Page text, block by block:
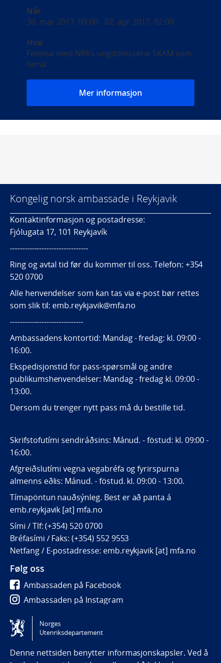
Når:
30. mar 2017, 09:00 - 02. apr 2017, 02:00
Hva:
Festival med NRKs ungdomsserie SKAM som
tema
Mer informasjon
Kongelig norsk ambassade i Reykjavik
Kontaktinformasjon og postadresse:
Fjólugata 17, 101 Reykjavík
--------------------------------
Ring og avtal tid før du kommer til oss. Telefon: +354
520 0700
Alle henvendelser som kan tas via e-post bør rettes
som slik til: emb.reykjavik@mfa.no
------------------------------
Ambassadens kontortid: Mandag - fredag: kl. 09:00 -
16:00.
Ekspedisjonstid for pass-spørsmål og andre
publikumshenvendelser: Mandag - fredag kl. 09:00 -
13:00.
Dersom du trenger nytt pass må du bestille tid.
Skrifstofutími sendiráðsins: Mánud. - föstud: kl. 09:00 -
16:00.
Afgreiðslutími vegna vegabréfa og fyrirspurna
almenns eðlis: Mánud. - föstud. kl. 09:00 - 13:00.
Tímapöntun nauðsýnleg. Best er að panta á
emb.reykjavik [at] mfa.no
Sími / Tlf: (+354) 520 0700
Bréfasími / Faks: (+354) 552 9553
Netfang / E-postadresse: emb.reykjavik [at] mfa.no
Følg oss
Ambassaden på Facebook
Ambassaden på Instagram
Ambassaden på LinkedIn
Tilgjengelighetserklæring / Accessibility statement
(NO)
Norges
Utenriksdepartement
Denne nettsiden benytter informasjonskapsler. Ved å